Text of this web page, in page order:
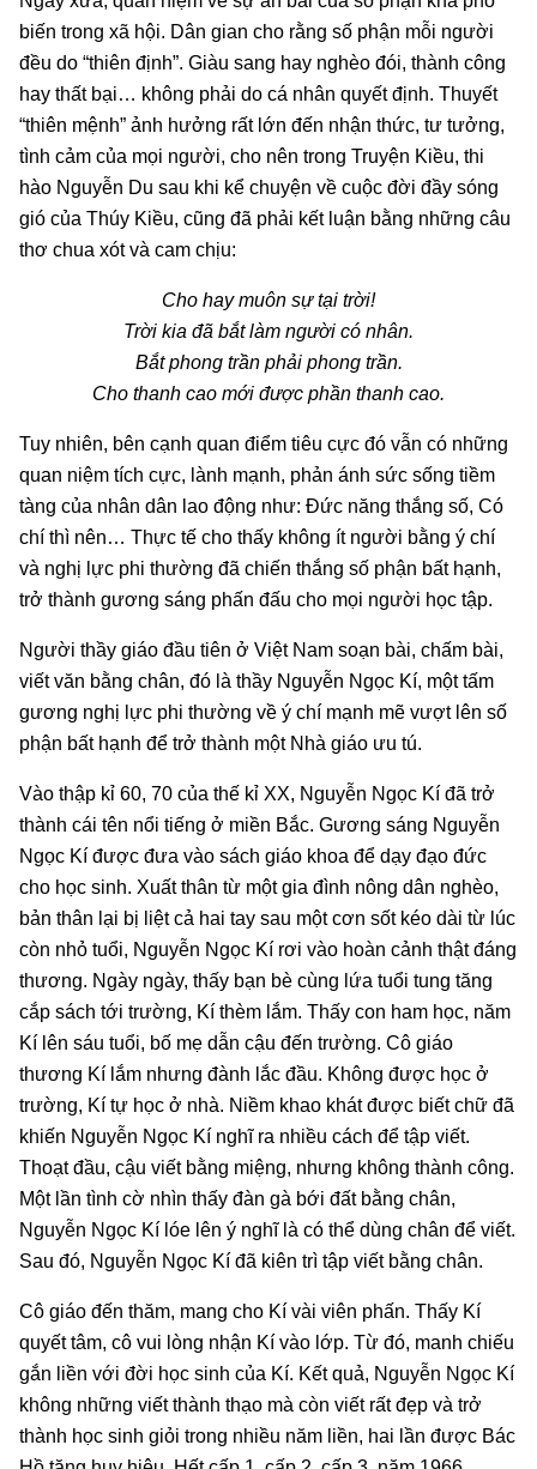
biến trong xã hội. Dân gian cho rằng số phận mỗi người
đều do “thiên định”. Giàu sang hay nghèo đói, thành công
hay thất bại… không phải do cá nhân quyết định. Thuyết
“thiên mệnh” ảnh hưởng rất lớn đến nhận thức, tư tưởng,
tình cảm của mọi người, cho nên trong Truyện Kiều, thi
hào Nguyễn Du sau khi kể chuyện về cuộc đời đầy sóng
gió của Thúy Kiều, cũng đã phải kết luận bằng những câu
thơ chua xót và cam chịu:
Cho hay muôn sự tại trời!
Trời kia đã bắt làm người có nhân.
Bắt phong trần phải phong trần.
Cho thanh cao mới được phần thanh cao.
Tuy nhiên, bên cạnh quan điểm tiêu cực đó vẫn có những
quan niệm tích cực, lành mạnh, phản ánh sức sống tiềm
tàng của nhân dân lao động như: Đức năng thắng số, Có
chí thì nên… Thực tế cho thấy không ít người bằng ý chí
và nghị lực phi thường đã chiến thắng số phận bất hạnh,
trở thành gương sáng phấn đấu cho mọi người học tập.
Người thầy giáo đầu tiên ở Việt Nam soạn bài, chấm bài,
viết văn bằng chân, đó là thầy Nguyễn Ngọc Kí, một tấm
gương nghị lực phi thường về ý chí mạnh mẽ vượt lên số
phận bất hạnh để trở thành một Nhà giáo ưu tú.
Vào thập kỉ 60, 70 của thế kỉ XX, Nguyễn Ngọc Kí đã trở
thành cái tên nổi tiếng ở miền Bắc. Gương sáng Nguyễn
Ngọc Kí được đưa vào sách giáo khoa để dạy đạo đức
cho học sinh. Xuất thân từ một gia đình nông dân nghèo,
bản thân lại bị liệt cả hai tay sau một cơn sốt kéo dài từ lúc
còn nhỏ tuổi, Nguyễn Ngọc Kí rơi vào hoàn cảnh thật đáng
thương. Ngày ngày, thấy bạn bè cùng lứa tuổi tung tăng
cắp sách tới trường, Kí thèm lắm. Thấy con ham học, năm
Kí lên sáu tuổi, bố mẹ dẫn cậu đến trường. Cô giáo
thương Kí lắm nhưng đành lắc đầu. Không được học ở
trường, Kí tự học ở nhà. Niềm khao khát được biết chữ đã
khiến Nguyễn Ngọc Kí nghĩ ra nhiều cách để tập viết.
Thoạt đầu, cậu viết bằng miệng, nhưng không thành công.
Một lần tình cờ nhìn thấy đàn gà bới đất bằng chân,
Nguyễn Ngọc Kí lóe lên ý nghĩ là có thể dùng chân để viết.
Sau đó, Nguyễn Ngọc Kí đã kiên trì tập viết bằng chân.
Cô giáo đến thăm, mang cho Kí vài viên phấn. Thấy Kí
quyết tâm, cô vui lòng nhận Kí vào lớp. Từ đó, manh chiếu
gắn liền với đời học sinh của Kí. Kết quả, Nguyễn Ngọc Kí
không những viết thành thạo mà còn viết rất đẹp và trở
thành học sinh giỏi trong nhiều năm liền, hai lần được Bác